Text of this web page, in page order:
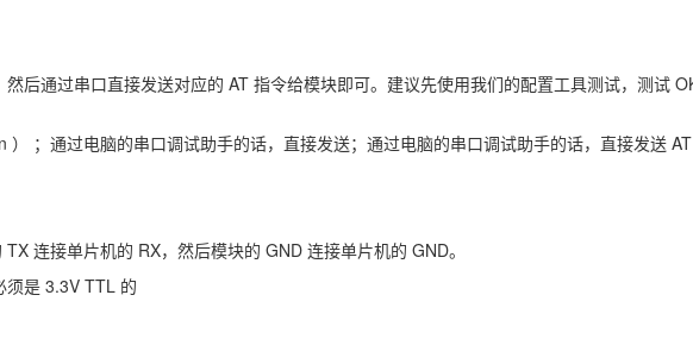
后通过串口直接发送对应的 AT 指令给模块即可。建议先使用我们的配置工具测试，测试
；通过电脑的串口调试助手的话，直接发送；通过电脑的串口调试助手的话，直接发送 AT
连接单片机的 RX，然后模块的 GND 连接单片机的 GND。
是 3.3V TTL 的